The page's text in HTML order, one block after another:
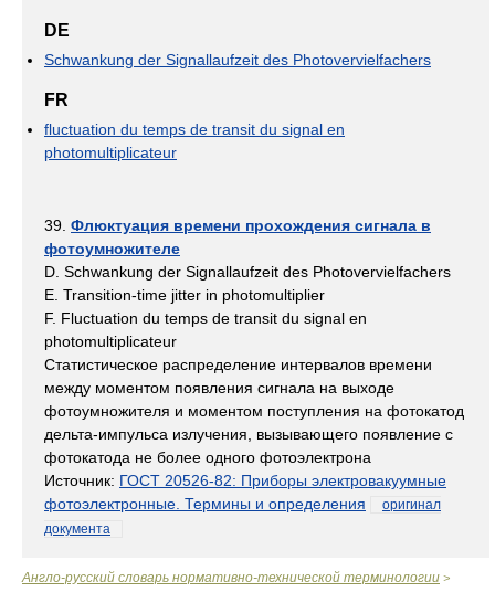
DE
Schwankung der Signallaufzeit des Photovervielfachers
FR
fluctuation du temps de transit du signal en
photomultiplicateur
39. Флюктуация времени прохождения сигнала в
фотоумножителе
D. Schwankung der Signallaufzeit des Photovervielfachers
E. Transition-time jitter in photomultiplier
F. Fluctuation du temps de transit du signal en
photomultiplicateur
Статистическое распределение интервалов времени
между моментом появления сигнала на выходе
фотоумножителя и моментом поступления на фотокатод
дельта-импульса излучения, вызывающего появление с
фотокатода не более одного фотоэлектрона
Источник: ГОСТ 20526-82: Приборы электровакуумные
фотоэлектронные. Термины и определения
оригинал
документа
Англо-русский словарь нормативно-технической терминологии >